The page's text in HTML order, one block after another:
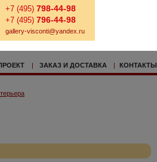
+7 (495) 798-44-98
+7 (495) 796-44-98
gallery-visconti@yandex.ru
| ЗАКАЗ И ДОСТАВКА | КОНТАКТЫ